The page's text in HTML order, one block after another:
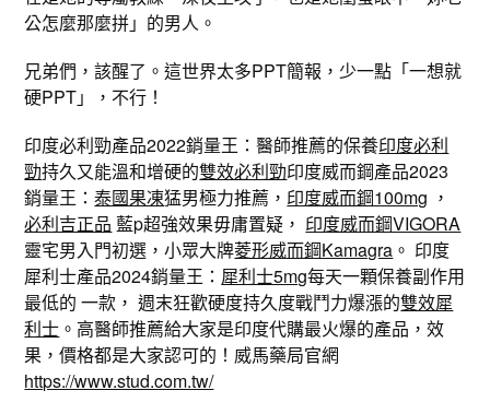
公怎麼那麼拼」的男人。
兄弟們，該醒了。這世界太多PPT簡報，少一點「一想就
硬PPT」，不行！
印度必利勁產品2022銷量王：醫師推薦的保養印度必利
勁持久又能溫和增硬的雙效必利勁印度威而鋼產品2023
銷量王：泰國果凍猛男極力推薦， 印度威而鋼100mg ，
必利吉正品 藍p超強效果毋庸置疑， 印度威而鋼VIGORA
靈宅男入門初選，小眾大牌菱形威而鋼Kamagra 。 印度
犀利士產品2024銷量王： 犀利士5mg每天一顆保養副作用
最低的 一款， 週末狂歡硬度持久度戰鬥力爆漲的雙效犀
利士 。高醫師推薦給大家是印度代購最火爆的產品，效
果，價格都是大家認可的！威馬藥局官網
https://www.stud.com.tw/